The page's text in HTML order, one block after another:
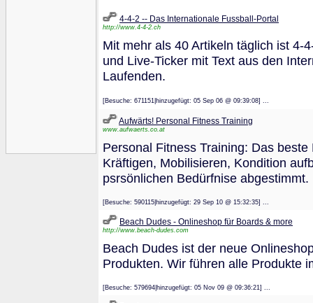
4-4-2 -- Das Internationale Fussball-Portal
http://www.4-4-2.ch
Mit mehr als 40 Artikeln täglich ist 4-
und Live-Ticker mit Text aus den
Laufenden.
[Besuche: 671151|hinzugefügt: 05 Sep 06 @ 09:39:08] ...
Aufwärts! Personal Fitness Training
www.aufwaerts.co.at
Personal Fitness Training: Das
Kräftigen, Mobilisieren, Kondition
psrsönlichen Bedürfnise abgestimmt.
[Besuche: 590115|hinzugefügt: 29 Sep 10 @ 15:32:35] ...
Beach Dudes - Onlineshop für Boards & more
http://www.beach-dudes.com
Beach Dudes ist der neue
Produkten. Wir führen alle Produkte
[Besuche: 579694|hinzugefügt: 05 Nov 09 @ 09:36:21] ...